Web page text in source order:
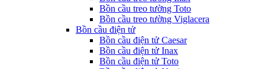
Bồn cầu treo tường Toto
Bồn cầu treo tường Viglacera
Bồn cầu điện tử
Bồn cầu điện tử Caesar
Bồn cầu điện tử Inax
Bồn cầu điện tử Toto